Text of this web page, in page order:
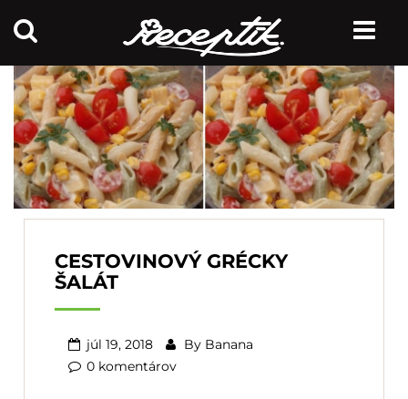
CESTOVINOVÝ GRÉCKY
ŠALÁT
júl 19, 2018 By Banana
0 komentárov